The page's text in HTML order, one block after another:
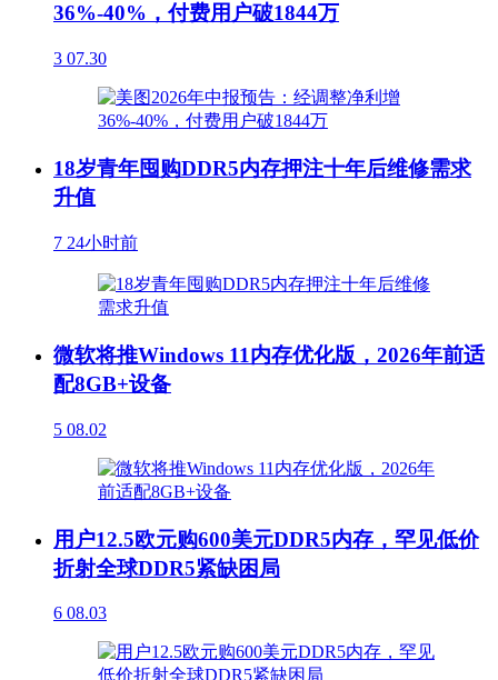
36%-40%，付费用户破1844万
3 07.30
18岁青年囤购DDR5内存押注十年后维修需求
升值
7 24小时前
微软将推Windows 11内存优化版，2026年前适
配8GB+设备
5 08.02
用户12.5欧元购600美元DDR5内存，罕见低价
折射全球DDR5紧缺困局
6 08.03